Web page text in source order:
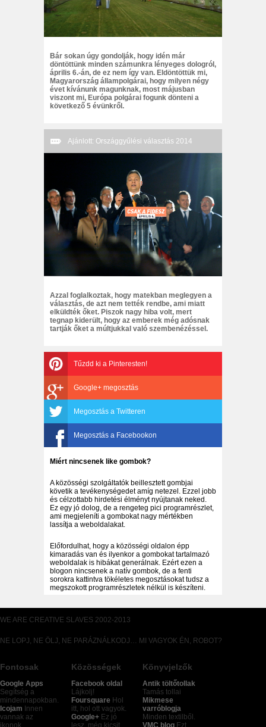
Bár sokan úgy gondolják, hogy idén már
döntöttünk minden számunkra lényeges dologról,
április 6.-án, de ez nem így van. Eldöntöttük mi,
Magyarország állampolgárai, hogy milyen négy
évet kívánunk magunknak, most májusban
viszont mi, Európa polgárai fogunk dönteni a
következő 5 évünkről.
Ajánlott: Országgyűlési választás 2014
Azzal foglalkoztak, hogy matekban meglegyen a
választás, de azt nem tették rendbe, ami miatt
elküldték őket. Piszok nagy hiba volt, mert
tegnap kiderült, hogy az emberek még adósnak
tartják őket a múltjukkal való szembenézéssel.
Tűzdd ki a Pinteresten!
Google+ megosztás
Megosztás a Twitteren
Megosztás a Facebookon
Miért nincsenek like gombok?
A közösségi szolgáltatók beillesztett gombjai
követik a tevékenységedet amíg netezel. Ezzel jobb
és célzottabb hirdetési élményt nyújtanak neked.
Ez egy jó dolog, de a rengeteg pici programrészlet,
ami megjeleníti a gombokat nagy mértékben
lassítja a weboldalakat.
Előfordulhat, hogy a közösségi oldalon épp
kimaradás van és ilyenkor a gombokat tartalmazó
weboldalak is hibákat generálnak. Ezért ezen a
blogon nincsenek a natív gombok, de a fenti
sorokra kattintva tökéletes megosztásokat tudsz a
megszokott programrészletek nélkül is készíteni.
WE ARE CREATIVE SLAVES 2002-2013
NE LOPJ, NE ÖLJ, NE PARÁZNÁLKODJ… MI VAGYOK ÉN, ROBOT?
Fontosak
Google Apps
Segítség a
mindennapokban.
Icojam Innen
vannak az
Közösségek
Facebook oldal
Lájkolj!
Foursquare Hol
itt, hol ott vagyok.
Google+ Ez jó
Könyvjelzők
Antik töltőtollak
Tamás tollai
Mikmese
varróblogja
Minden textilből.